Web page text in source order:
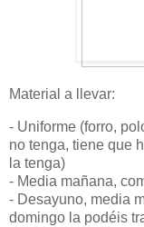
Material a llevar:
- Uniforme (forro,
no tenga, tiene que
la tenga)
- Media mañana,
- Desayuno, media
domingo la podéis